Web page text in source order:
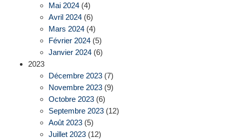
Mai 2024 (4)
Avril 2024 (6)
Mars 2024 (4)
Février 2024 (5)
Janvier 2024 (6)
2023
Décembre 2023 (7)
Novembre 2023 (9)
Octobre 2023 (6)
Septembre 2023 (12)
Août 2023 (5)
Juillet 2023 (12)